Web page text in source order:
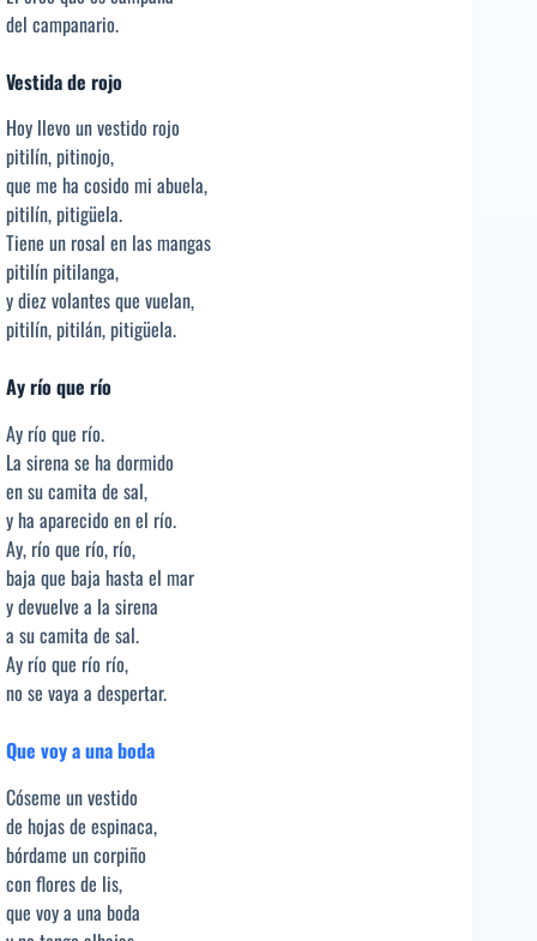
del campanario.
Vestida de rojo
Hoy llevo un vestido rojo
pitilín, pitinojo,
que me ha cosido mi abuela,
pitilín, pitigüela.
Tiene un rosal en las mangas
pitilín pitilanga,
y diez volantes que vuelan,
pitilín, pitilán, pitigüela.
Ay río que río
Ay río que río.
La sirena se ha dormido
en su camita de sal,
y ha aparecido en el río.
Ay, río que río, río,
baja que baja hasta el mar
y devuelve a la sirena
a su camita de sal.
Ay río que río río,
no se vaya a despertar.
Que voy a una boda
Cóseme un vestido
de hojas de espinaca,
bórdame un corpiño
con flores de lis,
que voy a una boda